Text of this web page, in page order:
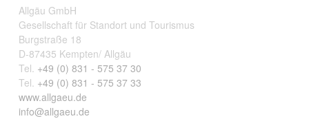
Allgäu GmbH
Gesellschaft für Standort und Tourismus
Burgstraße 18
D-87435 Kempten/ Allgäu
Tel. +49 (0) 831 - 575 37 30
Tel. +49 (0) 831 - 575 37 33
www.allgaeu.de
info@allgaeu.de